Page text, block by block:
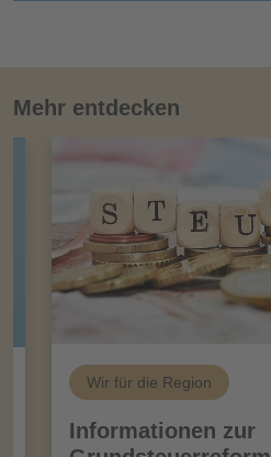
Mehr entdecken
Wir für die Region
Informationen zur